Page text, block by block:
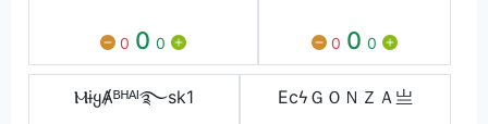
0 0 0 0 0 0
ⲘɨყȺᴮᴴᴬᴵ࿐sk1 EcㅤϟㅤＧＯＮＺＡㅤ亗